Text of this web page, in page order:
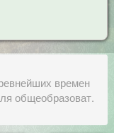
времен
общеобразоват.